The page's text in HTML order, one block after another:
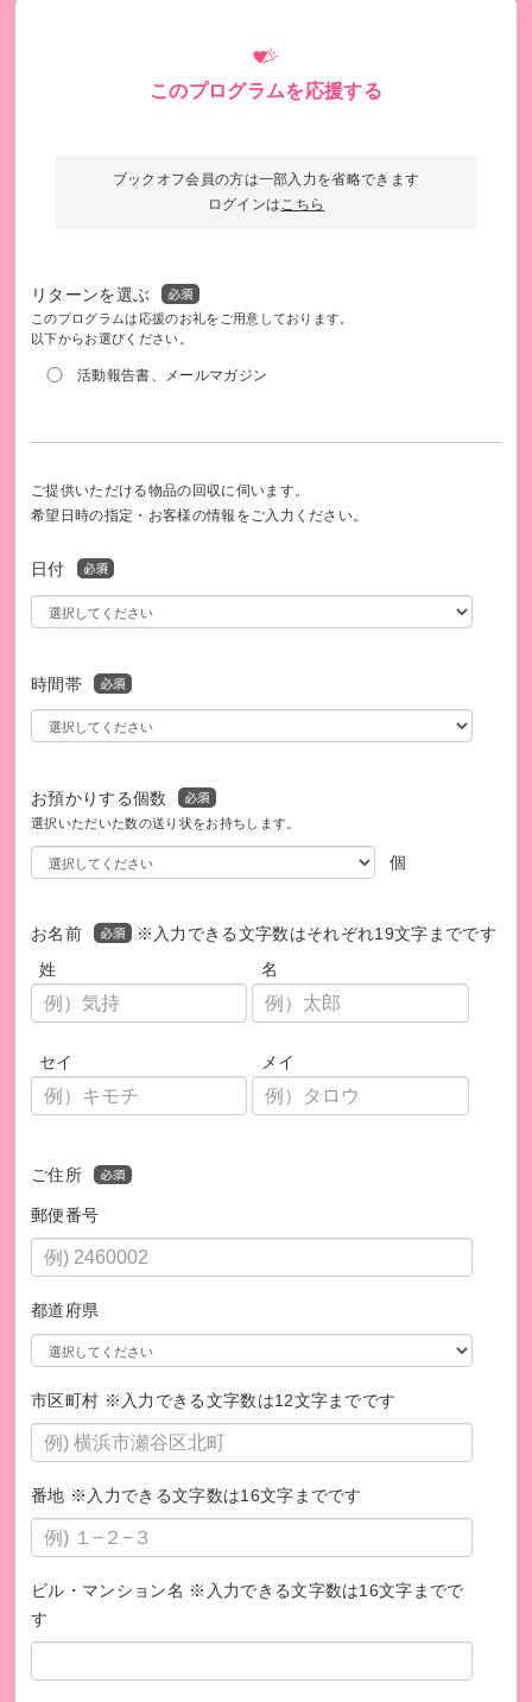
【勉強する習慣を身につける】学ぶ楽しさや学ぶ習慣の定着
た伴走支援
【夕食を提供する活動】一緒に食事をつくり、食卓を囲みま
日本のすべての子どもたちに学ぶ機会と居場所を届け
たとえば、
・3,000円で、生徒1人に8日間、授業を届けられます。
・5,000円で、困難を抱える子ども1人に1か月間の食事を提
供できます。
・10,000円で、放課後学校で9日間、学生スタッフ1人が子ど
もをサポートできます。
このプログラムを応援する
ブックオフ会員の方は一部入力を省略できます
ログインはこちら
リターンを選ぶ
このプログラムは応援のお礼をご用意しております。
以下からお選びください。
活動報告書、メールマガジン
ご提供いただける物品の回収に伺います。
希望日時の指定・お客様の情報をご入力ください。
日付
時間帯
お預かりする個数
選択いただいた数の送り状をお持ちします。
個
お名前
※入力できる文字数はそれぞれ19文字までです
姓
名
セイ メイ
ご住所
郵便番号
都道府県
市区町村 ※入力できる文字数は12文字までです
番地 ※入力できる文字数は16文字までです
ビル・マンション名 ※入力できる文字数は16文字までで
す